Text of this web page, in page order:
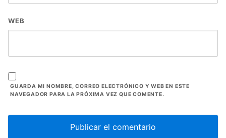
WEB
GUARDA MI NOMBRE, CORREO ELECTRÓNICO Y WEB EN ESTE
NAVEGADOR PARA LA PRÓXIMA VEZ QUE COMENTE.